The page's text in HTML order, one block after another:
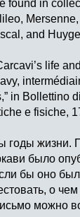
found in
and
life
in Bollettino
e fisiche,
годы жизни.
было
бы оно
о чем
можно